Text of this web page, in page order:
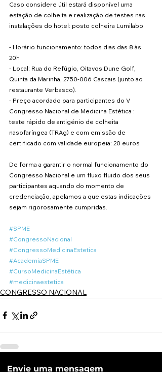
Caso considere útil estará disponível uma
estação de colheita e realização de testes nas
instalações do hotel: posto colheira Lumilabo
- Horário funcionamento: todos dias das 8 às
20h
- Local: Rua do Refúgio, Oitavos Dune Golf,
Quinta da Marinha, 2750-006 Cascais (junto ao
restaurante Verbasco).
- Preço acordado para participantes do V
Congresso Nacional de Medicina Estética :
teste rápido de antigénio de colheita
nasofaríngea (TRAg) e com emissão de
certificado com validade europeia: 20 euros
De forma a garantir o normal funcionamento do
Congresso Nacional e um fluxo fluido dos seus
participantes aquando do momento de
credenciação, apelamos a que estas indicações
sejam rigorosamente cumpridas.
#SPME
#CongressoNacional
#CongressoMedicinaEstetica
#AcademiaSPME
#CursoMedicinaEstética
#medicinaestetica
CONGRESSO NACIONAL
Envie uma mensagem